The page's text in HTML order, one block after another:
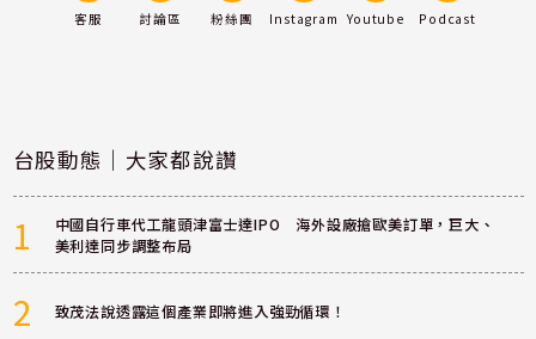
客服 討論區 粉絲團 Instagram Youtube Podcast
台股動態｜大家都說讚
1
中國自行車代工龍頭津富士達IPO 海外設廠搶歐美訂單，巨大、
美利達同步調整布局
2 致茂法說透露這個產業即將進入強勁循環！